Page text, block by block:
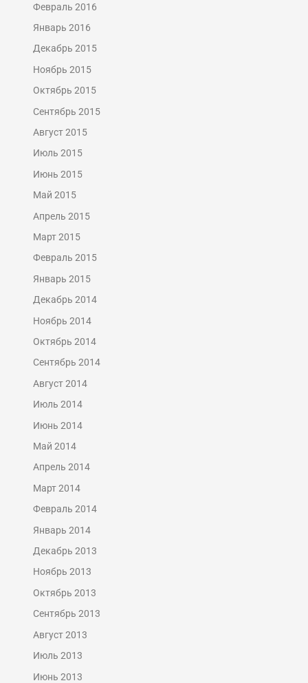
Февраль 2016
Январь 2016
Декабрь 2015
Ноябрь 2015
Октябрь 2015
Сентябрь 2015
Август 2015
Июль 2015
Июнь 2015
Май 2015
Апрель 2015
Март 2015
Февраль 2015
Январь 2015
Декабрь 2014
Ноябрь 2014
Октябрь 2014
Сентябрь 2014
Август 2014
Июль 2014
Июнь 2014
Май 2014
Апрель 2014
Март 2014
Февраль 2014
Январь 2014
Декабрь 2013
Ноябрь 2013
Октябрь 2013
Сентябрь 2013
Август 2013
Июль 2013
Июнь 2013